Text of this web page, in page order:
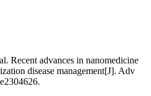
Recent advances in nanomedicine
disease management[J]. Adv